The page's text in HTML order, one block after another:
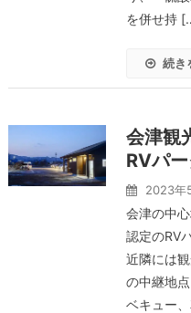
を併せ持
続き
会津観
RVパ
2023年
会津の中
認定のRV
近隣には
の中継地
ベキュー